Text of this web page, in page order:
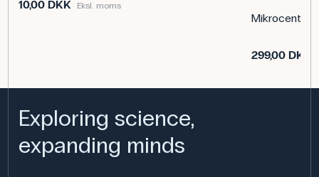
Dimensioner: (l x b x h) 185 mm x 180 mm x 135 mm
Vægt (g): 3287 g
10,00 DKK Eksl. moms
299,00 DKK
Exploring science,
expanding minds